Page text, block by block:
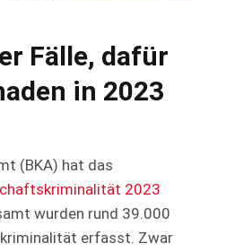
Fälle, dafür
in 2023
(BKA) hat das
2023
wurden rund 39.000
erfasst. Zwar